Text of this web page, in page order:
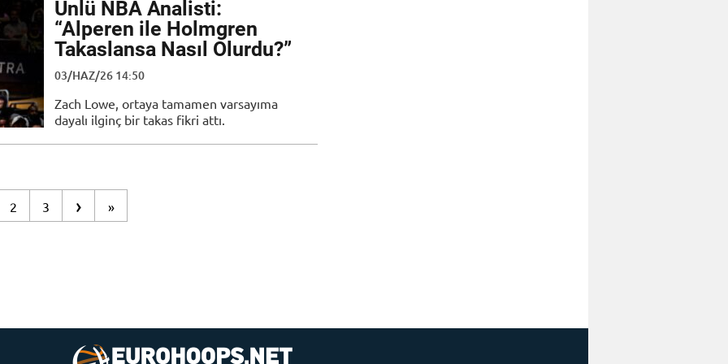
Ünlü NBA Analisti:
“Alperen ile Holmgren
Takaslansa Nasıl Olurdu?”
03/HAZ/26 14:50
Zach Lowe, ortaya tamamen varsayıma
dayalı ilginç bir takas fikri attı.
2 3 › »